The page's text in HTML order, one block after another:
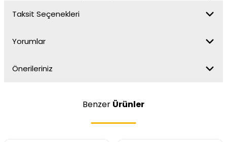
Taksit Seçenekleri
Yorumlar
Önerileriniz
Benzer Ürünler